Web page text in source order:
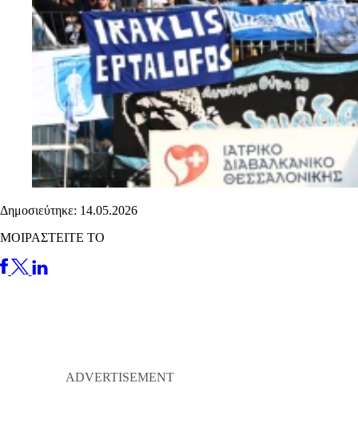
Δημοσιεύτηκε: 14.05.2026
ΜΟΙΡΑΣΤΕΙΤΕ ΤΟ